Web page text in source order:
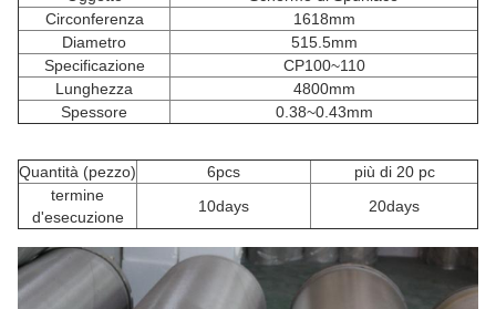
Circonferenza
1618mm
Diametro
515.5mm
Specificazione
CP100~110
Lunghezza
4800mm
Spessore
0.38~0.43mm
Quantità (pezzo) 6pcs
più di 20 pc
termine
d'esecuzione
10days 20days